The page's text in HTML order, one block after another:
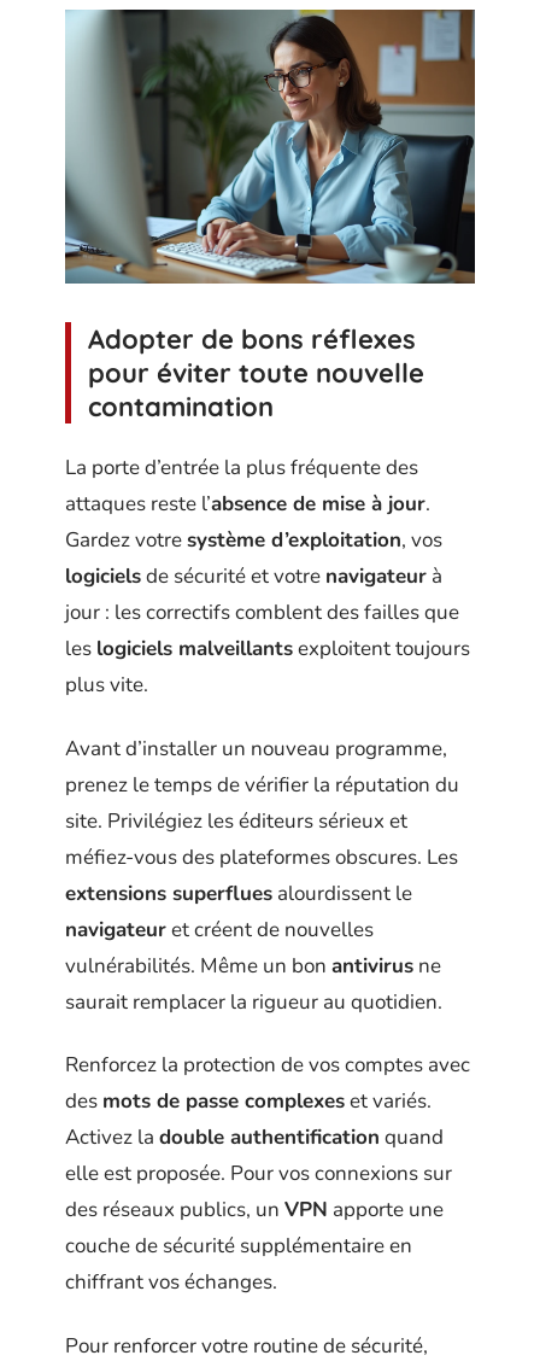
Adopter de bons réflexes
pour éviter toute nouvelle
contamination
La porte d’entrée la plus fréquente des
attaques reste l’absence de mise à jour.
Gardez votresystème d’exploitation, vos
logicielsde sécurité et votre navigateur à
jour : les correctifs comblent des failles que
les logiciels malveillantsexploitent toujours
plus vite.
Avant d’installer un nouveau programme,
prenez le temps de vérifier la réputation du
site. Privilégiez les éditeurs sérieux et
méfiez-vous des plateformes obscures. Les
extensions superflues alourdissent le
navigateuret créent de nouvelles
vulnérabilités. Même un bon antivirus ne
saurait remplacer la rigueur au quotidien.
Renforcez la protection de vos comptes avec
des mots de passe complexeset variés.
Activez la double authentification quand
elle est proposée. Pour vos connexions sur
des réseaux publics, un VPN apporte une
couche de sécurité supplémentaire en
chiffrant vos échanges.
Pour renforcer votre routine de sécurité,